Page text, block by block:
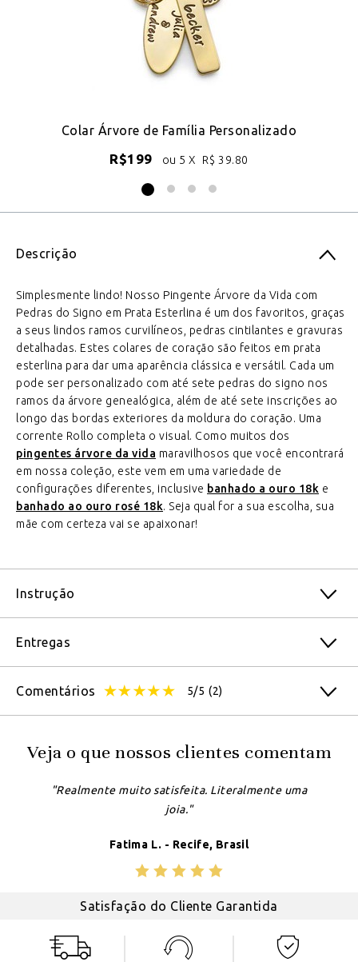
Colar Árvore de Família Personalizado
R$199 ou 5 X R$ 39.80
Descrição
Simplesmente lindo! Nosso Pingente Árvore da Vida com
Pedras do Signo em Prata Esterlina é um dos favoritos, graças
a seus lindos ramos curvilíneos, pedras cintilantes e gravuras
detalhadas. Estes colares de coração são feitos em prata
esterlina para dar uma aparência clássica e versátil. Cada um
pode ser personalizado com até sete pedras do signo nos
ramos da árvore genealógica, além de até sete inscrições ao
longo das bordas exteriores da moldura do coração. Uma
corrente Rollo completa o visual. Como muitos dos
pingentes árvore da vida maravilhosos que você encontrará
em nossa coleção, este vem em uma variedade de
configurações diferentes, inclusive banhado a ouro 18k e
banhado ao ouro rosé 18k. Seja qual for a sua escolha, sua
mãe com certeza vai se apaixonar!
Instrução
Entregas
Comentários 5/5 (2)
Veja o que nossos clientes comentam
"Realmente muito satisfeita. Literalmente uma
joia."
Fatima L. - Recife, Brasil
Satisfação do Cliente Garantida